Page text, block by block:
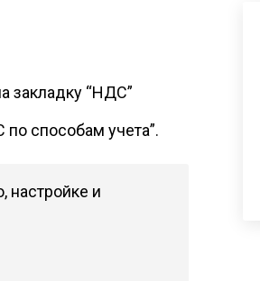
закладку “НДС”
способам учета”.
настройке и